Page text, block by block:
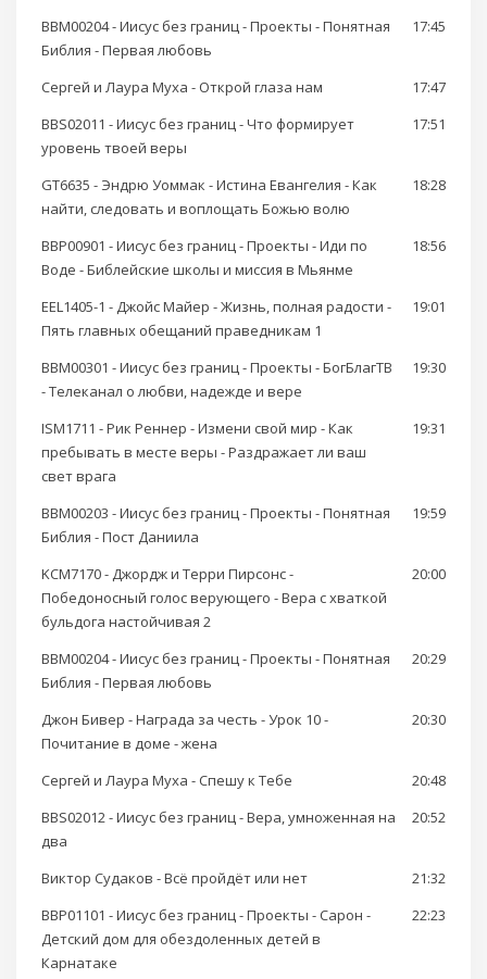
BBM00204 - Иисус без границ - Проекты - Понятная
Библия - Первая любовь
17:45
Сергей и Лаура Муха - Открой глаза нам
17:47
BBS02011 - Иисус без границ - Что формирует
уровень твоей веры
17:51
GT6635 - Эндрю Уоммак - Истина Евангелия - Как
найти, следовать и воплощать Божью волю
18:28
BBP00901 - Иисус без границ - Проекты - Иди по
Воде - Библейские школы и миссия в Мьянме
18:56
EEL1405-1 - Джойс Майер - Жизнь, полная радости -
Пять главных обещаний праведникам 1
19:01
BBM00301 - Иисус без границ - Проекты - БогБлагТВ
- Телеканал о любви, надежде и вере
19:30
ISM1711 - Рик Реннер - Измени свой мир - Как
пребывать в месте веры - Раздражает ли ваш
свет врага
19:31
BBM00203 - Иисус без границ - Проекты - Понятная
Библия - Пост Даниила
19:59
KCM7170 - Джордж и Терри Пирсонс -
Победоносный голос верующего - Вера с хваткой
бульдога настойчивая 2
20:00
BBM00204 - Иисус без границ - Проекты - Понятная
Библия - Первая любовь
20:29
Джон Бивер - Награда за честь - Урок 10 -
Почитание в доме - жена
20:30
Сергей и Лаура Муха - Спешу к Тебе
20:48
BBS02012 - Иисус без границ - Вера, умноженная на
два
20:52
Виктор Судаков - Всё пройдёт или нет
21:32
BBP01101 - Иисус без границ - Проекты - Сарон -
Детский дом для обездоленных детей в
Карнатаке
22:23